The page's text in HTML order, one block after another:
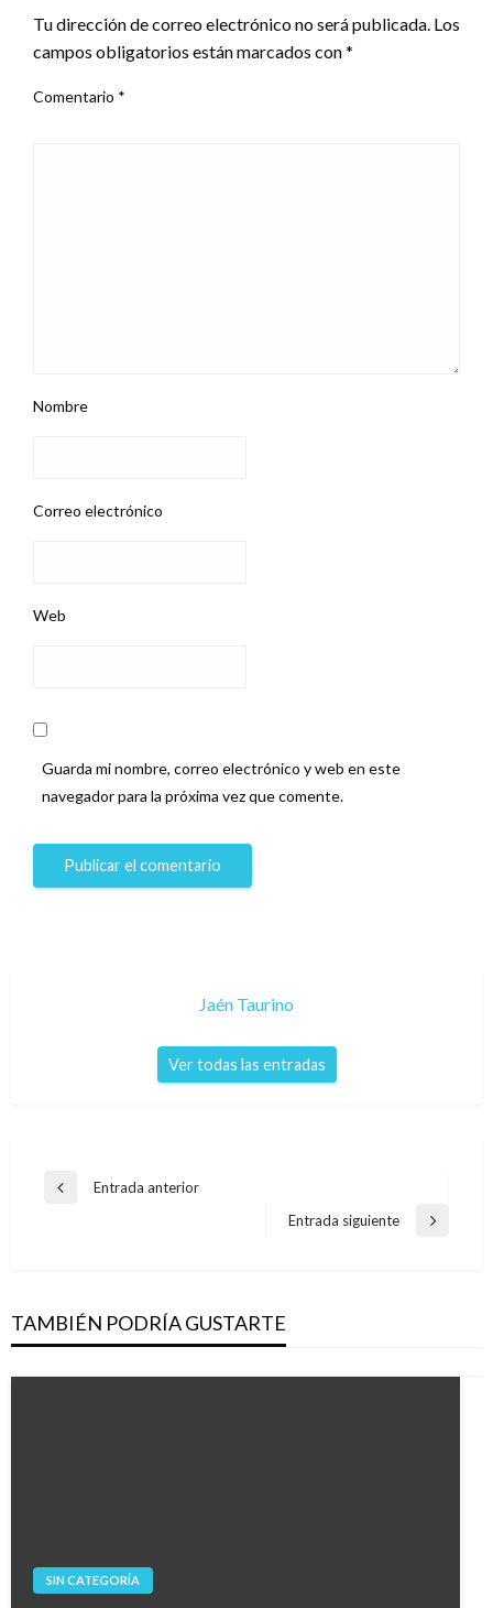
Tu dirección de correo electrónico no será publicada. Los
campos obligatorios están marcados con*
Comentario *
Nombre
Correo electrónico
Web
Guarda mi nombre, correo electrónico y web en este
navegador para la próxima vez que comente.
Jaén Taurino
Ver todas las entradas
Navegación
Entrada
Entrada anterior
Entrada
Entrada siguiente
TAMBIÉN PODRÍA GUSTARTE
SIN CATEGORÍA